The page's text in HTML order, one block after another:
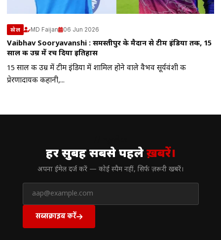
खेल MD Faijan 06 Jun 2026
Vaibhav Sooryavanshi : समस्तीपुर के मैदान से टीम इंडिया तक, 15
साल की उम्र में रच दिया इतिहास
15 साल की उम्र में टीम इंडिया में शामिल होने वाले वैभव सूर्यवंशी की
प्रेरणादायक कहानी,...
हर सुबह सबसे पहलेख़बरें।
अपना ईमेल दर्ज करें — कोई स्पैम नहीं, सिर्फ ज़रूरी खबरें।
सब्सक्राइब करें